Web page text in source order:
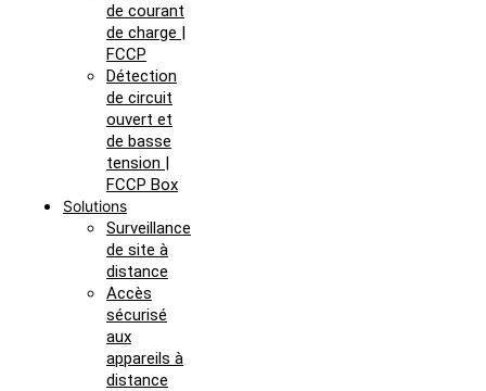
de courant
de charge |
FCCP
Détection
de circuit
ouvert et
de basse
tension |
FCCP Box
Solutions
Surveillance
de site à
distance
Accès
sécurisé
aux
appareils à
distance